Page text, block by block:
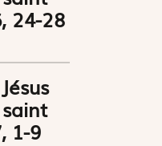
24-28
1-9